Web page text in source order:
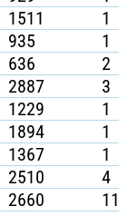
1511 1
935 1
636 2
2887 3
1229 1
1894 1
1367 1
2510 4
2660 11